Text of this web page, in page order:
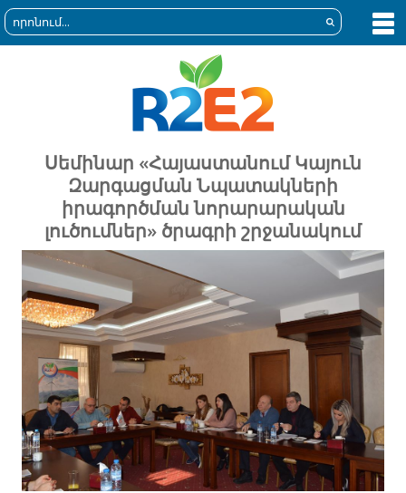
Սեմինար «Հայաստանում Կայուն
Զարգացման Նպատակների
իրագործման նորարարական
լուծումներ» ծրագրի շրջանակում